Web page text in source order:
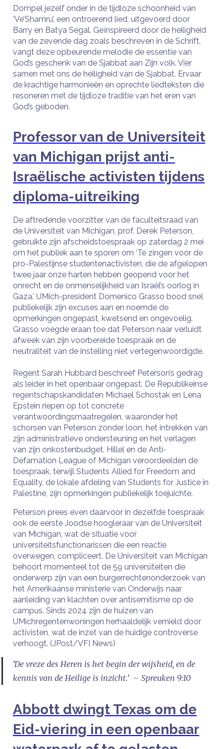
Dompel jezelf onder in de tijdloze schoonheid van
‘Ve’Shamru’, een ontroerend lied, uitgevoerd door
Barry en Batya Segal. Geïnspireerd door de heiligheid
van de zevende dag zoals beschreven in de Schrift,
vangt deze opbeurende melodie de essentie van
God’s geschenk van de Sjabbat aan Zijn volk. Vier
samen met ons de heiligheid van de Sjabbat. Ervaar
de krachtige harmonieën en oprechte liedteksten die
resoneren met de tijdloze traditie van het eren van
God’s geboden.
Professor van de Universiteit
van Michigan prijst anti-
Israëlische activisten tijdens
diploma-uitreiking
De aftredende voorzitter van de faculteitsraad van
de Universiteit van Michigan, prof. Derek Peterson,
gebruikte zijn afscheidstoespraak op zaterdag 2 mei
om het publiek aan te sporen om ‘Te zingen voor de
pro-Palestijnse studentenactivisten, die de afgelopen
twee jaar onze harten hebben geopend voor het
onrecht en de onmenselijkheid van Israël’s oorlog in
Gaza.’ UMich-president Domenico Grasso bood snel
publiekelijk zijn excuses aan en noemde de
opmerkingen ongepast, kwetsend en ongevoelig.
Grasso voegde eraan toe dat Peterson naar verluidt
afweek van zijn voorbereide toespraak en de
neutraliteit van de instelling niet vertegenwoordigde.
Regent Sarah Hubbard beschreef Peterson’s gedrag
als leider in het openbaar ongepast. De Republikeinse
regentschapskandidaten Michael Schostak en Lena
Epstein riepen op tot concrete
verantwoordingsmaatregelen, waaronder het
schorsen van Peterson zonder loon, het intrekken van
zijn administratieve ondersteuning en het verlagen
van zijn onkostenbudget. Hillel en de Anti-
Defamation League of Michigan veroordeelden de
toespraak, terwijl Students Allied for Freedom and
Equality, de lokale afdeling van Students for Justice in
Palestine, zijn opmerkingen publiekelijk toejuichte.
Peterson prees even daarvoor in dezelfde toespraak
ook de eerste Joodse hoogleraar van de Universiteit
van Michigan, wat de situatie voor
universiteitsfunctionarissen die een reactie
overwegen, compliceert. De Universiteit van Michigan
behoort momenteel tot de 59 universiteiten die
onderwerp zijn van een burgerrechtenonderzoek van
het Amerikaanse ministerie van Onderwijs naar
aanleiding van klachten over antisemitisme op de
campus. Sinds 2024 zijn de huizen van
UMichregentenwoningen herhaaldelijk vernield door
activisten, wat de inzet van de huidige controverse
verhoogt. (JPost/VFI News)
‘De vreze des Heren is het begin der wijsheid, en de
kennis van de Heilige is inzicht.’ – Spreuken 9:10
Abbott dwingt Texas om de
Eid-viering in een openbaar